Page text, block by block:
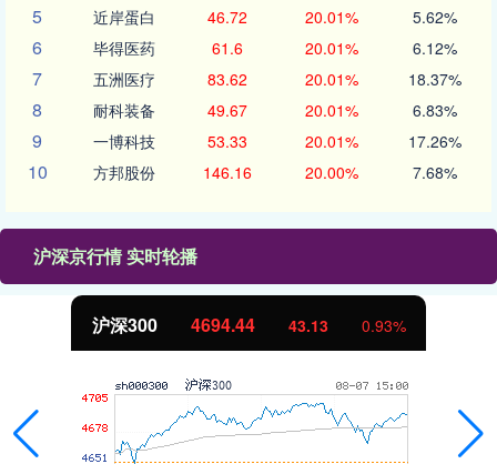
5 近岸蛋白 46.72 20.01% 5.62%
6 毕得医药 61.6 20.01% 6.12%
7 五洲医疗 83.62 20.01% 18.37%
8 耐科装备 49.67 20.01% 6.83%
9 一博科技 53.33 20.01% 17.26%
10 方邦股份 146.16 20.00% 7.68%
沪深京行情 实时轮播
沪深300 4694.44 43.13 0.93%